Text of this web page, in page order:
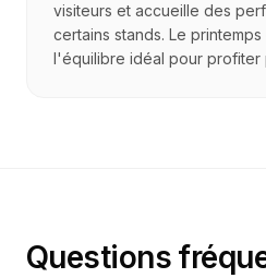
visiteurs et accueille des
certains stands. Le
l'équilibre idéal pour profiter
Questions